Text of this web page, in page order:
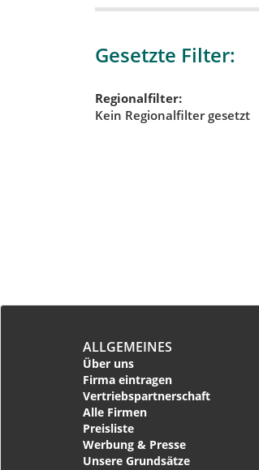
Gesetzte Filter:
Regionalfilter:
Kein Regionalfilter gesetzt
ALLGEMEINES
Über uns
Firma eintragen
Vertriebspartnerschaft
Alle Firmen
Preisliste
Werbung & Presse
Unsere Grundsätze